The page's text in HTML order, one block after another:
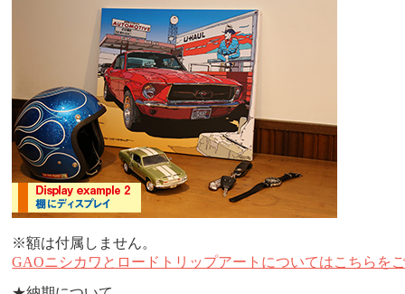
※額は付属しません。
GAOニシカワとロードトリップアートについてはこちらを